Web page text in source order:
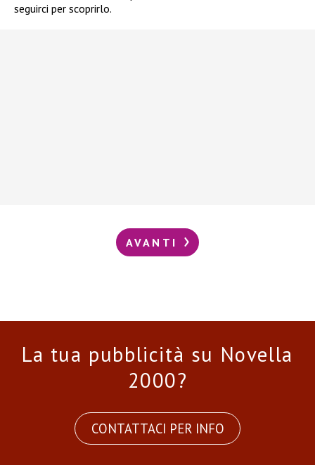
seguirci per scoprirlo.
AVANTI
La tua pubblicità su Novella
2000?
CONTATTACI PER INFO